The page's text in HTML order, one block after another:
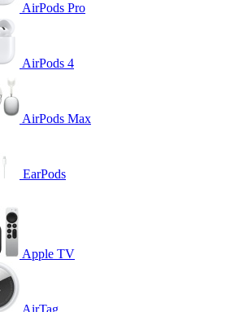
AirPods Pro
AirPods 4
AirPods Max
EarPods
Apple TV